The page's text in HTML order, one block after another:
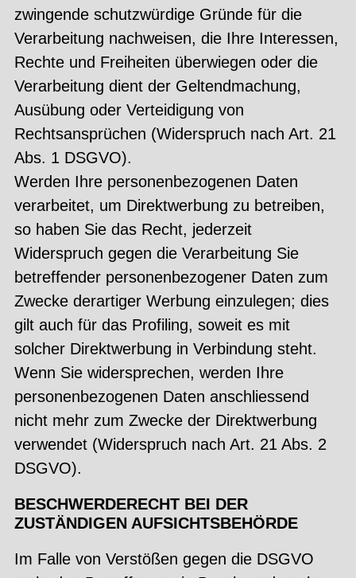
zwingende schutzwürdige Gründe für die
Verarbeitung nachweisen, die Ihre Interessen,
Rechte und Freiheiten überwiegen oder die
Verarbeitung dient der Geltendmachung,
Ausübung oder Verteidigung von
Rechtsansprüchen (Widerspruch nach Art. 21
Abs. 1 DSGVO).
Werden Ihre personenbezogenen Daten
verarbeitet, um Direktwerbung zu betreiben,
so haben Sie das Recht, jederzeit
Widerspruch gegen die Verarbeitung Sie
betreffender personenbezogener Daten zum
Zwecke derartiger Werbung einzulegen; dies
gilt auch für das Profiling, soweit es mit
solcher Direktwerbung in Verbindung steht.
Wenn Sie widersprechen, werden Ihre
personenbezogenen Daten anschliessend
nicht mehr zum Zwecke der Direktwerbung
verwendet (Widerspruch nach Art. 21 Abs. 2
DSGVO).
BESCHWERDERECHT BEI DER
ZUSTÄNDIGEN AUFSICHTSBEHÖRDE
Im Falle von Verstößen gegen die DSGVO